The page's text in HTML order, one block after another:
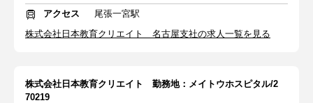
アクセス
尾張一宮駅
株式会社日本教育クリエイト 名古屋支社の求人一覧を見る
株式会社日本教育クリエイト 勤務地：メイトウホスピタル/2
70219